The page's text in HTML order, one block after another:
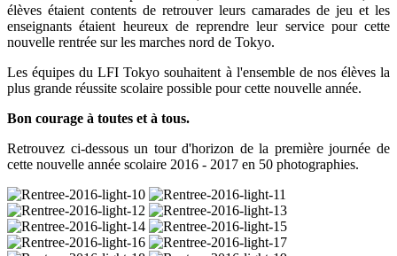
élèves étaient contents de retrouver leurs camarades de jeu et les
enseignants étaient heureux de reprendre leur service pour cette
nouvelle rentrée sur les marches nord de Tokyo.
Les équipes du LFI Tokyo souhaitent à l'ensemble de nos élèves la
plus grande réussite scolaire possible pour cette nouvelle année.
Bon courage à toutes et à tous.
Retrouvez ci-dessous un tour d'horizon de la première journée de
cette nouvelle année scolaire 2016 - 2017 en 50 photographies.